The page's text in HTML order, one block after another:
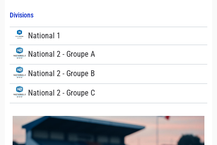
Divisions
National 1
National 2 - Groupe A
National 2 - Groupe B
National 2 - Groupe C